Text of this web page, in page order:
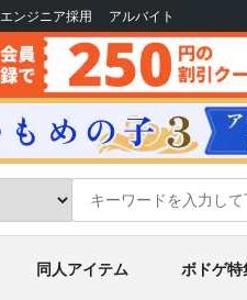
エンジニア採用 アルバイト
同人アイテム ボドゲ特